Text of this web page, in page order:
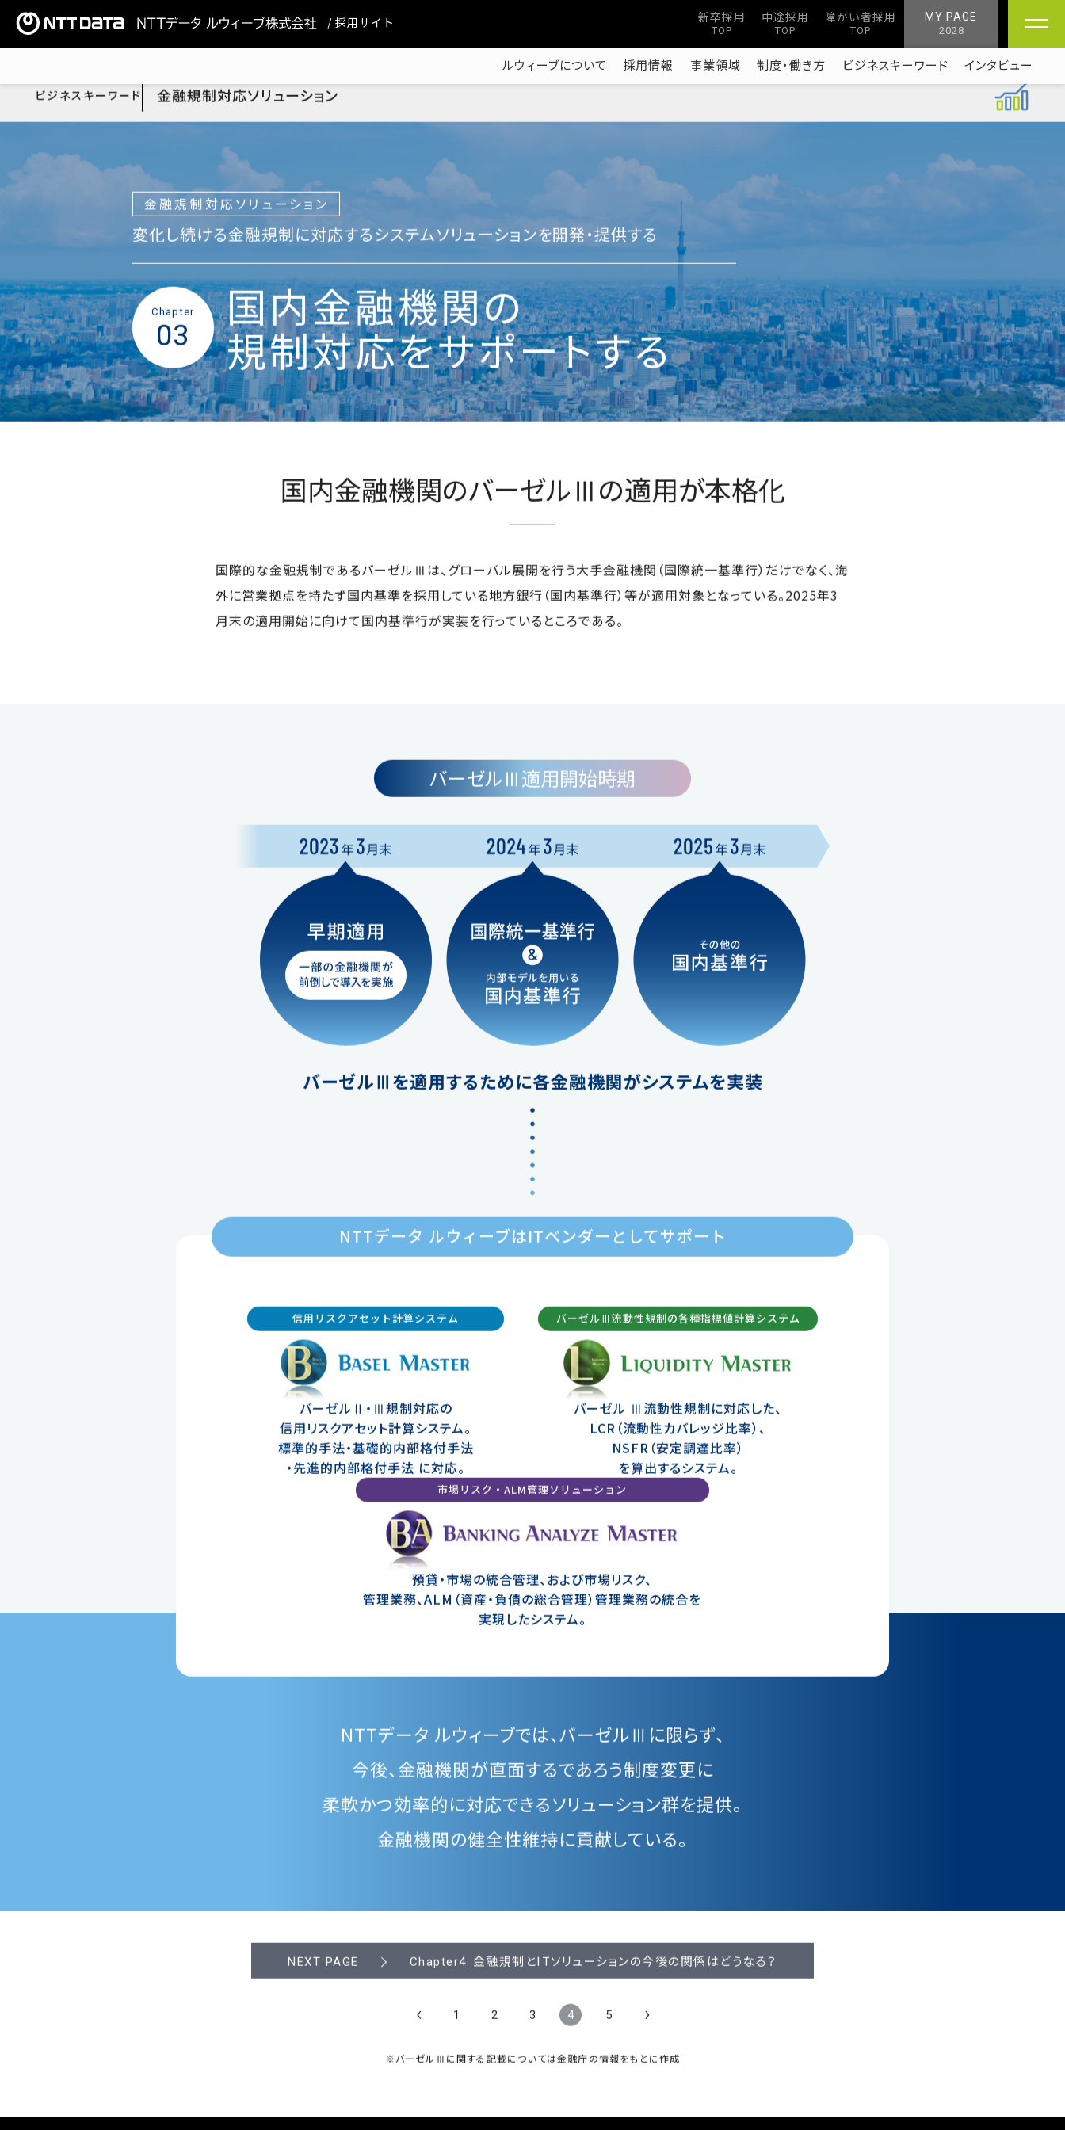
/ 採用サイト 新卒採用
TOP
中途採用
TOP
障がい者採用
TOP
MY PAGE
2028
ルウィーブについて 採用情報 事業領域 制度・働き方 ビジネスキーワード インタビュー
金融規制対応ソリューション
金融規制対応ソリューション
変化し続ける金融規制に対応する システムソリューションを開発・提供する
Chapter
03
国内金融機関の
規制対応をサポートする
国内金融機関のバーゼルⅢの適用が本格化
国際的な金融規制であるバーゼルⅢは、グローバル展開を行う大手金融機関（国際統一基準行）だけでなく、海
外に営業拠点を持たず国内基準を採用している地方銀行（国内基準行）等が適用対象となっている。2025年3
月末の適用開始に向けて国内基準行が実装を行っているところである。
バーゼルⅢ適用開始時期
バーゼルⅢを適用するために各金融機関がシステムを実装
NTTデータ ルウィーブはITベンダーとしてサポート
信用リスクアセット計算システム
バーゼルⅡ・Ⅲ規制対応の
信用リスクアセット計算システム。
標準的手法・基礎的内部格付手法
・先進的内部格付手法 に対応。
バーゼルⅢ流動性規制の各種指標値計算システム
バーゼル Ⅲ流動性規制に対応した、
LCR（流動性カバレッジ比率）、
NSFR（安定調達比率）
を算出するシステム。
市場リスク・ALM管理ソリューション
預貸・市場の統合管理、および市場リスク、
管理業務、ALM（資産・負債の総合管理）管理業務の統合を
実現したシステム。
NTTデータ ルウィーブでは、バーゼルⅢに限らず、
今後、金融機関が直面するであろう制度変更に
柔軟かつ効率的に対応できるソリューション群を提供。
金融機関の健全性維持に貢献している。
Chapter4 金融規制とITソリューションの 今後の関係はどうなる？
‹ 4 ›